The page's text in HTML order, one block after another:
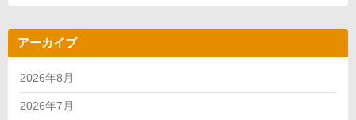
アーカイブ
2026年8月
2026年7月